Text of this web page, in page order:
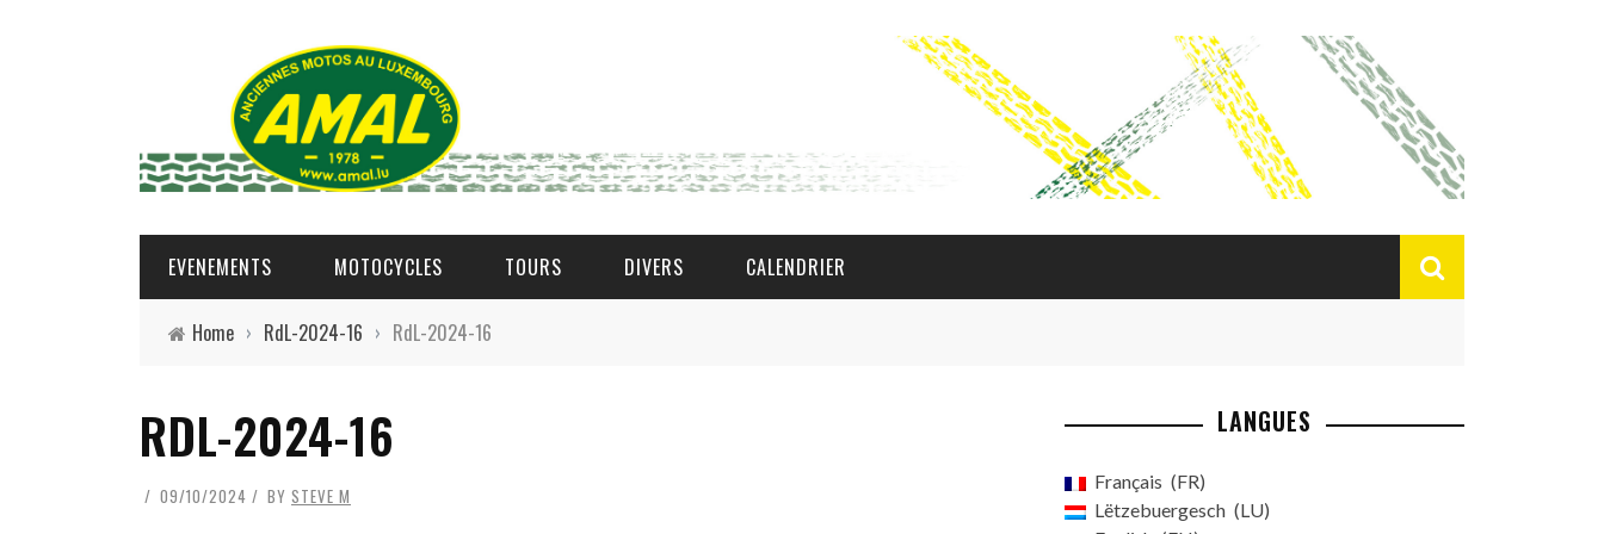
EVENEMENTS MOTOCYCLES TOURS DIVERS CALENDRIER
Home › RdL-2024-16 › RdL-2024-16
RDL-2024-16
09/10/2024 BY STEVE M
LANGUES
Français
FR
Lëtzebuergesch
LU